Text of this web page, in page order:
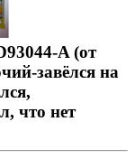
A (от
завёлся на
что нет